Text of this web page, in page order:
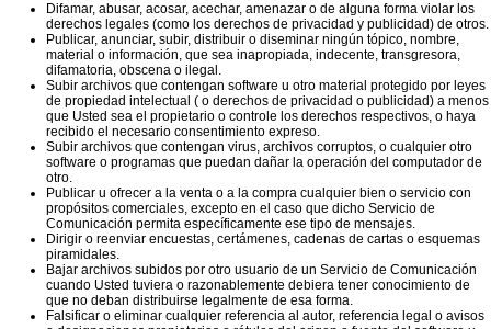
Difamar, abusar, acosar, acechar, amenazar o de alguna forma violar los
derechos legales (como los derechos de privacidad y publicidad) de otros.
Publicar, anunciar, subir, distribuir o diseminar ningún tópico, nombre,
material o información, que sea inapropiada, indecente, transgresora,
difamatoria, obscena o ilegal.
Subir archivos que contengan software u otro material protegido por leyes
de propiedad intelectual ( o derechos de privacidad o publicidad) a menos
que Usted sea el propietario o controle los derechos respectivos, o haya
recibido el necesario consentimiento expreso.
Subir archivos que contengan virus, archivos corruptos, o cualquier otro
software o programas que puedan dañar la operación del computador de
otro.
Publicar u ofrecer a la venta o a la compra cualquier bien o servicio con
propósitos comerciales, excepto en el caso que dicho Servicio de
Comunicación permita específicamente ese tipo de mensajes.
Dirigir o reenviar encuestas, certámenes, cadenas de cartas o esquemas
piramidales.
Bajar archivos subidos por otro usuario de un Servicio de Comunicación
cuando Usted tuviera o razonablemente debiera tener conocimiento de
que no deban distribuirse legalmente de esa forma.
Falsificar o eliminar cualquier referencia al autor, referencia legal o avisos